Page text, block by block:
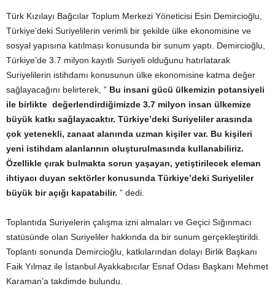
Türk Kızılayı Bağcılar Toplum Merkezi Yöneticisi Esin Demircioğlu,
Türkiye’deki Suriyelilerin verimli bir şekilde ülke ekonomisine ve
sosyal yapısına katılması konusunda bir sunum yaptı. Demircioğlu,
Türkiye’de 3.7 milyon kayıtlı Suriyeli olduğunu hatırlatarak
Suriyelilerin istihdamı konusunun ülke ekonomisine katma değer
sağlayacağını belirterek, ” Bu insani gücü ülkemizin potansiyeli
ile birlikte değerlendirdiğimizde 3.7 milyon insan ülkemize
büyük katkı sağlayacaktır. Türkiye’deki Suriyeliler arasında
çok yetenekli, zanaat alanında uzman kişiler var. Bu kişileri
yeni istihdam alanlarının oluşturulmasında kullanabiliriz.
Özellikle çırak bulmakta sorun yaşayan, yetiştirilecek eleman
ihtiyacı duyan sektörler konusunda Türkiye’deki Suriyeliler
büyük bir açığı kapatabilir. ” dedi.
Toplantıda Suriyelerin çalışma izni almaları ve Geçici Sığınmacı
statüsünde olan Suriyeliler hakkında da bir sunum gerçekleştirildi.
Toplantı sonunda Demircioğlu, katkılarından dolayı Birlik Başkanı
Faik Yılmaz ile İstanbul Ayakkabıcılar Esnaf Odası Başkanı Mehmet
Karaman’a takdimde bulundu.